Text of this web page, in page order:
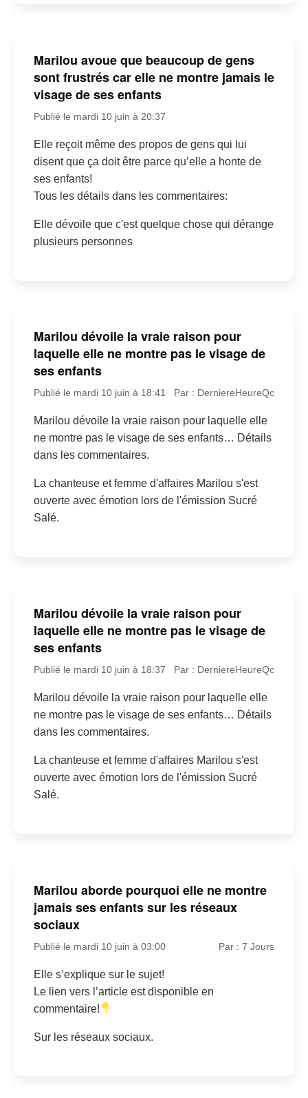
Marilou avoue que beaucoup de gens
sont frustrés car elle ne montre jamais le
visage de ses enfants
Publié le mardi 10 juin à 20:37
Elle reçoit même des propos de gens qui lui
disent que ça doit être parce qu’elle a honte de
ses enfants!
Tous les détails dans les commentaires:
Elle dévoile que c'est quelque chose qui dérange
plusieurs personnes
Marilou dévoile la vraie raison pour
laquelle elle ne montre pas le visage de
ses enfants
Publié le mardi 10 juin à 18:41 Par : DerniereHeureQc
Marilou dévoile la vraie raison pour laquelle elle
ne montre pas le visage de ses enfants… Détails
dans les commentaires.
La chanteuse et femme d'affaires Marilou s'est
ouverte avec émotion lors de l'émission Sucré
Salé.
Marilou dévoile la vraie raison pour
laquelle elle ne montre pas le visage de
ses enfants
Publié le mardi 10 juin à 18:37 Par : DerniereHeureQc
Marilou dévoile la vraie raison pour laquelle elle
ne montre pas le visage de ses enfants… Détails
dans les commentaires.
La chanteuse et femme d'affaires Marilou s'est
ouverte avec émotion lors de l'émission Sucré
Salé.
Marilou aborde pourquoi elle ne montre
jamais ses enfants sur les réseaux
sociaux
Publié le mardi 10 juin à 03:00 Par : 7 Jours
Elle s’explique sur le sujet!
Le lien vers l’article est disponible en
commentaire!
Sur les réseaux sociaux.